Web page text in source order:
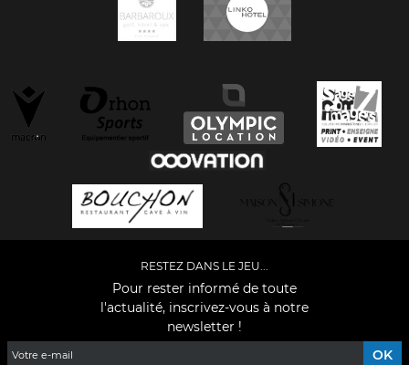
RESTEZ DANS LE JEU...
Pour rester informé de toute
l'actualité, inscrivez-vous à notre
newsletter !